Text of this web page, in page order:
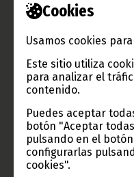
Cookies
Usamos cookies
Este sitio utiliza
para analizar el
contenido.
Puedes aceptar
botón "Aceptar
pulsando en el
configurarlas
cookies".
Gobierno
TVGE